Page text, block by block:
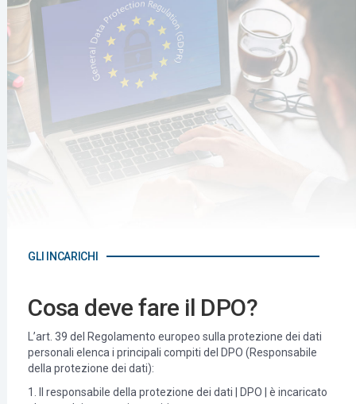
GLI INCARICHI
Cosa deve fare il DPO?
L’art. 39 del Regolamento europeo sulla protezione dei dati
personali elenca i principali compiti del DPO (Responsabile
della protezione dei dati):
1. Il responsabile della protezione dei dati | DPO | è incaricato